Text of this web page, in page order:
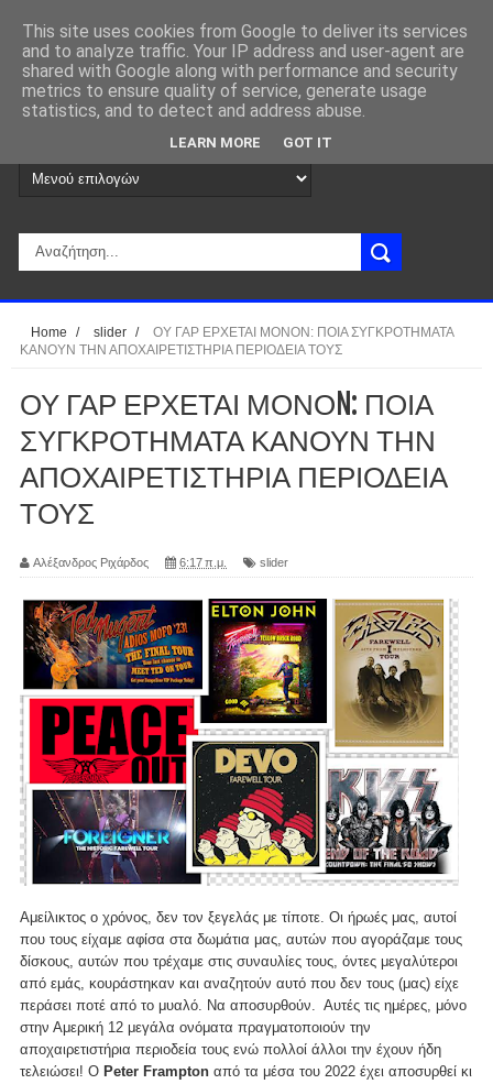
Home / slider /
ΟΥ ΓΑΡ ΕΡΧΕΤΑΙ ΜΟΝΟN: ΠΟΙΑ ΣΥΓΚΡΟΤΗΜΑΤΑ
ΚΑΝΟΥΝ ΤΗΝ ΑΠΟΧΑΙΡΕΤΙΣΤΗΡΙΑ ΠΕΡΙΟΔΕΙΑ ΤΟΥΣ
ΟΥ ΓΑΡ ΕΡΧΕΤΑΙ ΜΟΝΟN: ΠΟΙΑ
ΣΥΓΚΡΟΤΗΜΑΤΑ ΚΑΝΟΥΝ ΤΗΝ
ΑΠΟΧΑΙΡΕΤΙΣΤΗΡΙΑ ΠΕΡΙΟΔΕΙΑ
ΤΟΥΣ
Αλέξανδρος Ριχάρδος 6:17 π.μ. slider
Αμείλικτος ο χρόνος, δεν τον ξεγελάς με τίποτε. Οι ήρωές μας, αυτοί
που τους είχαμε αφίσα στα δωμάτια μας, αυτών που αγοράζαμε τους
δίσκους, αυτών που τρέχαμε στις συναυλίες τους, όντες μεγαλύτεροι
από εμάς, κουράστηκαν και αναζητούν αυτό που δεν τους (μας) είχε
περάσει ποτέ από το μυαλό. Να αποσυρθούν. Αυτές τις ημέρες, μόνο
στην Αμερική 12 μεγάλα ονόματα πραγματοποιούν την
αποχαιρετιστήρια περιοδεία τους ενώ πολλοί άλλοι την έχουν ήδη
τελειώσει! O Peter Frampton από τα μέσα του 2022 έχει αποσυρθεί κι
This site uses cookies from Google to deliver its services
and to analyze traffic. Your IP address and user-agent are
shared with Google along with performance and security
metrics to ensure quality of service, generate usage
statistics, and to detect and address abuse.
LEARN MORE GOT IT